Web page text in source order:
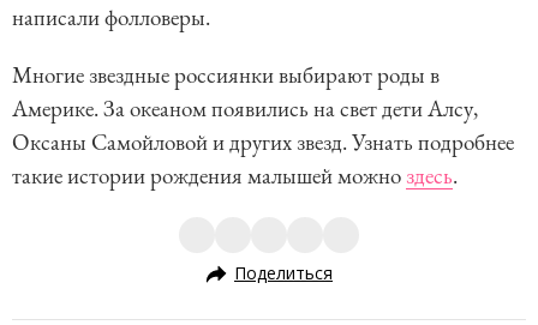
написали фолловеры.
Многие звездные россиянки выбирают роды в
Америке. За океаном появились на свет дети Алсу,
Оксаны Самойловой и других звезд. Узнать подробнее
такие истории рождения малышей можно здесь.
Поделиться